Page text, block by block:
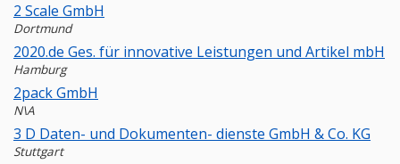
2 Scale GmbH
Dortmund
2020.de Ges. für innovative Leistungen und Artikel mbH
Hamburg
2pack GmbH
N\A
3 D Daten- und Dokumenten- dienste GmbH & Co. KG
Stuttgart